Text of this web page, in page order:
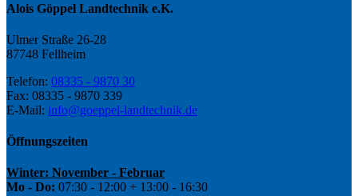
Alois Göppel Landtechnik e.K.
Ulmer Straße 26-28
87748 Fellheim
Telefon: 08335 - 9870 30
Fax: 08335 - 9870 339
E-Mail: info@goeppel-landtechnik.de
Öffnungszeiten
Winter: November - Februar
Mo - Do: 07:30 - 12:00 + 13:00 - 16:30